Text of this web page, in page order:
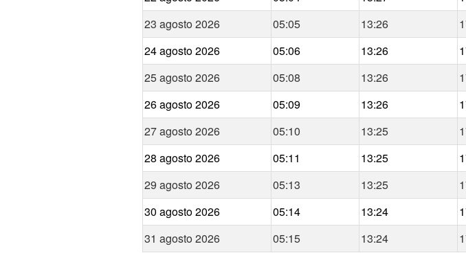
23 agosto 2026
05:05 13:26
24 agosto 2026
05:06 13:26
25 agosto 2026
05:08 13:26
26 agosto 2026
05:09 13:26
27 agosto 2026
05:10 13:25
28 agosto 2026
05:11 13:25
29 agosto 2026
05:13 13:25
30 agosto 2026
05:14 13:24
31 agosto 2026
05:15 13:24